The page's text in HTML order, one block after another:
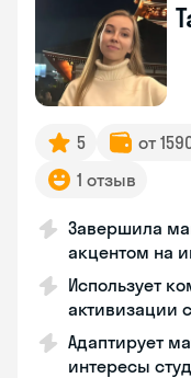
5 от
1 отзыв
Завершила
акцентом на
Использует
активизации
Адаптирует
интересы